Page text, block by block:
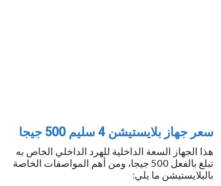
سعر جهاز بلايستيشن 4 سليم 500 جيجا
هذا الجهاز السعة الداخلية للهرد الداخلي الخاص به
تبلغ بالفعل 500 جيجا، ومن أهم المواصفات الخاصة
بالبلايستيشن ما يلي: